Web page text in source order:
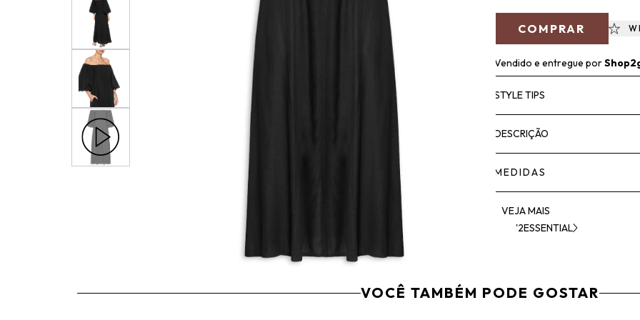
COMPRAR
Vendido e entregue por
STYLE TIPS
DESCRIÇÃO
MEDIDAS
VEJA MAIS
'2ESSENTIAL
VOCÊ TAMBÉM PODE GOSTAR